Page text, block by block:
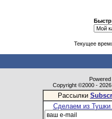
Текущее
Copyright ©2000 -
Рассылки
Сделаем из Тушки